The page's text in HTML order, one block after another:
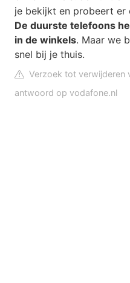
je bekijkt en probeert er
De duurste telefoons
in de winkels. Maar we
snel bij je thuis.
Verzoek tot verwijderen
antwoord op vodafone.nl